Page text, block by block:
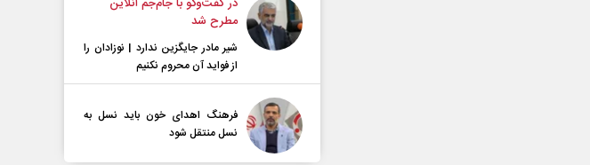
مطرح شد
شیر مادر جایگزین ندارد | نوزادان را
از فواید آن محروم نکنیم
فرهنگ اهدای خون باید نسل به
نسل منتقل شود